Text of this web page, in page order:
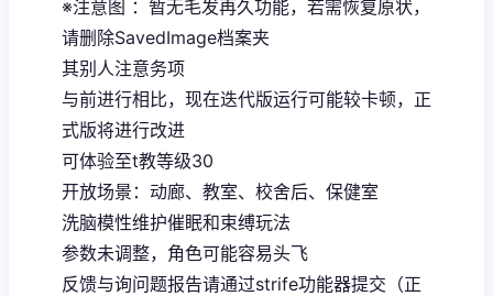
※注意图 ：暂无毛发再久功能，若需恢复原状，
请删除SavedImage档案夹
其别人注意务项
与前进行相比，现在迭代版运行可能较卡顿，正
式版将进行改进
可体验至t教等级30
开放场景：动廊、教室、校舍后、保健室
洗脑模性维护催眠和束缚玩法
参数未调整，角色可能容易头飞
反馈与询问题报告请通过strife功能器提交（正